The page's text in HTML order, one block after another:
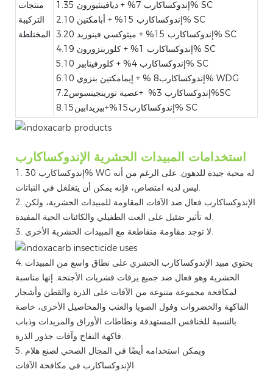
منتجات
التركيبة
المختلطة
1.إندوكساكارب 7% + ديافينثيورون 35% SC
2.إندوكساكارب 15% + أبامكتين 10% SC
3.إندوكساكارب 15% + ميثوكسي فينوزيد 20% SC
4.إندوكساكارب 1% + كلوربنزورون 19% SC
5.إندوكساكارب 4% + كلورفينابير 10% SC
6.إندوكساكارب8 % + إيمامكتين بنزوي 10% WDG
7.إندوكساكارب 3% +عصية تورينجينسوس2%SC
8.إندوكساكارب15%+بيريدابين15% SC
استخدامات المبيدات الحشرية الإندوكساكارب
1. إندوكساكارب 30% WG له محبة جيدة للدهون. على الرغم من أنه
ليس لديه امتصاص، فإنه يمكن أن يتغلغل في النباتات.
2. الإندوكساكارب فعال ضد الآفات المقاومة للمبيدات الحشرية، ولكن
له تأثير ضئيل على العث الطفيلي والكائنات الحية المفيدة.
3. لا توجد مقاومة متقاطعة مع المبيدات الحشرية الأخرى.
4. يحتوي مبيد الإندوكساكارب الحشري على نطاق واسع من المبيدات
الحشرية وهو فعال ضد جميع يرقات قشريات الأجنحة. إنها مناسبة
لمكافحة مجموعة متنوعة من الآفات على الذرة والقطن وأشجار
الفاكهة والخضروات وفول الصويا والعنب والمحاصيل الأخرى، خاصة
بالنسبة للخنافس المستهدفة ونطاطات الأوراق والمريدات وذباب
فاكهة التفاح وآفات جذور الذرة.
5. ويمكن استخدامه أيضًا في المجال الصحي لصنع هلام
الإندوكساكارب في مكافحة الآفات.